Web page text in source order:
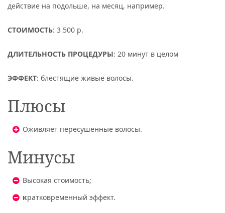
действие на подольше, на месяц, например.
СТОИМОСТЬ: 3 500 р.
ДЛИТЕЛЬНОСТЬ ПРОЦЕДУРЫ: 20 минут в целом
ЭФФЕКТ: блестящие живые волосы.
Плюсы
Оживляет пересушенные волосы.
Минусы
Высокая стоимость;
кратковременный эффект.